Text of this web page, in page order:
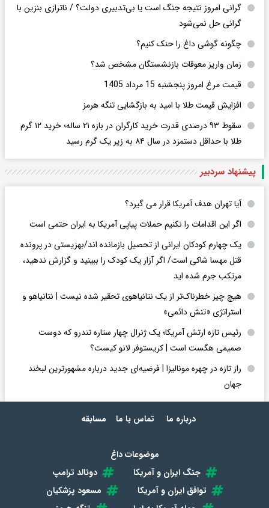
گرانی امروز نتیجه جنگ است یا بی‌تدبیری دولت؟ / ناترازی بنزین با
گرانی حل نمی‌شود
چگونه گوشی داغ را حنک کنیم؟
زمان واریز معوقات بازنشستگان مشخص شد؟
قیمت مرغ امروز پنجشنبه 15 مرداد 1405
افزایش قیمت طلا با امید به بازگشایی تنگه هرمز
سقوط ۹۳ درصدی قدرت خرید کارگران در بازه ۲۱ ساله؛ خرید ۱۲ گرم
طلا با حداقل دستمزد در سال ۸۴ به زیر یک گرم رسید
پیشنهاد سردبیر
آیا تهران هدف آمریکا قرار می گیرد؟
اگر این اقدامات را نکنیم حملات پیاپی آمریکا به ایران حتمی است
یک چهارم کودکان ایرانی از تحصیل بازمانده اند/بهزیستی در پرونده
قتل مهسا شاکی است/ اگر آزار یک کودک را ببینید و گزارش ندهید،
مرتکب جرم شده اید
هیچ چیز خطرناک‌تر از یک نتانیاهوی تحقیر شده نیست | نتانیاهو و
استراتژی «تنش دائمی»
رئیس تازه ارتش آمریکا؛ یک ژنرال چهار ستاره تندرو که دوست
صمیمی هگست است | کریستوفر لانو کیست؟
راز تازه در چهره مونالیزا | فرضیه‌ای جدید درباره مشهورترین لبخند
جهان
درباره ما تماس با ما مسابقه
موضوعات داغ
جنگ ایران و آمریکا
دونالد ترامپ
توافق ایران و آمریکا
مسعود پزشکیان